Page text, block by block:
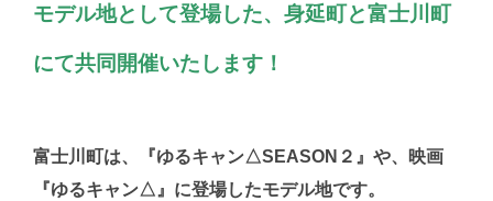
モデル地として登場した、身延町と富士川町
にて共同開催いたします！
富士川町は、『ゆるキャン△SEASON２』や、映画
『ゆるキャン△』に登場したモデル地です。